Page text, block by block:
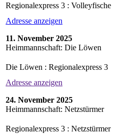
Regionalexpress 3 : Volleyfische
Adresse anzeigen
11. November 2025
Heimmannschaft: Die Löwen
Die Löwen : Regionalexpress 3
Adresse anzeigen
24. November 2025
Heimmannschaft: Netzstürmer
Regionalexpress 3 : Netzstürmer